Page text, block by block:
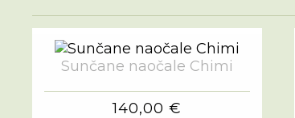
Sunčane naočale Chimi
140,00 €